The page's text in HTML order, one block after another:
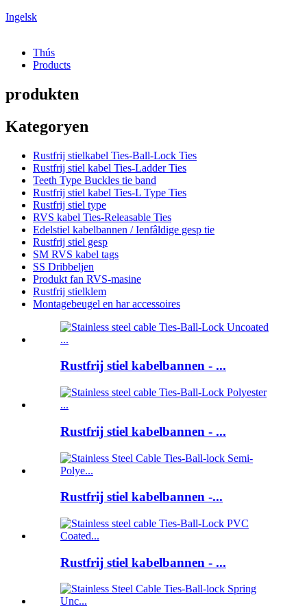
Ingelsk
Thús
Products
produkten
Kategoryen
Rustfrij stielkabel Ties-Ball-Lock Ties
Rustfrij stiel kabel Ties-Ladder Ties
Teeth Type Buckles tie band
Rustfrij stiel kabel Ties-L Type Ties
Rustfrij stiel type
RVS kabel Ties-Releasable Ties
Edelstiel kabelbannen / Ienfâldige gesp tie
Rustfrij stiel gesp
SM RVS kabel tags
SS Dribbeljen
Produkt fan RVS-masine
Rustfrij stielklem
Montagebeugel en har accessoires
Rustfrij stiel kabelbannen - ...
Rustfrij stiel kabelbannen - ...
Rustfrij stiel kabelbannen -...
Rustfrij stiel kabelbannen - ...